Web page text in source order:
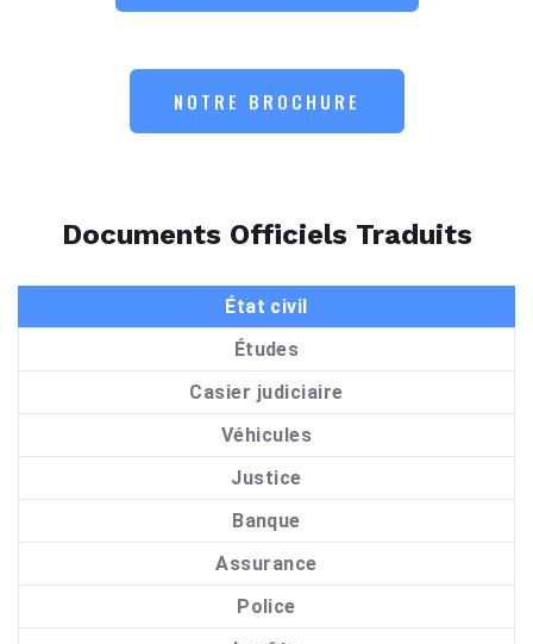
NOTRE BROCHURE
Documents Officiels Traduits
État civil
Études
Casier judiciaire
Véhicules
Justice
Banque
Assurance
Police